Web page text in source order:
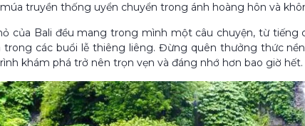
truyền thống uyển chuyển trong ánh hoàng hôn và
của Bali đều mang trong mình một câu chuyện, từ
trong các buổi lễ thiêng liêng. Đừng quên thưởng thức
khám phá trở nên trọn vẹn và đáng nhớ hơn bao giờ hết.